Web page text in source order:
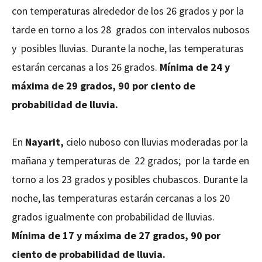
con temperaturas alrededor de los 26 grados y por la
tarde en torno a los 28 grados con intervalos nubosos
y posibles lluvias. Durante la noche, las temperaturas
estarán cercanas a los 26 grados. Mínima de 24 y
máxima de 29 grados, 90 por ciento de
probabilidad de lluvia.
En Nayarit, cielo nuboso con lluvias moderadas por la
mañana y temperaturas de 22 grados; por la tarde en
torno a los 23 grados y posibles chubascos. Durante la
noche, las temperaturas estarán cercanas a los 20
grados igualmente con probabilidad de lluvias.
Mínima de 17 y máxima de 27 grados, 90 por
ciento de probabilidad de lluvia.